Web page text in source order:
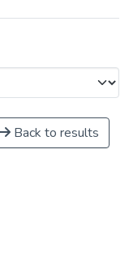
Back to results